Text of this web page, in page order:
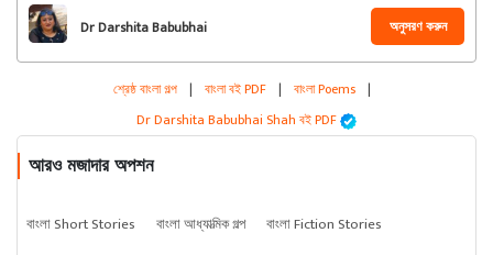
Dr Darshita Babubhai
Shah
অনুসরণ করুন
শ্রেষ্ঠ বাংলা গল্প | বাংলা বই PDF | বাংলা Poems |
Dr Darshita Babubhai Shah বই PDF
আরও মজাদার অপশন
বাংলা Short Stories বাংলা আধ্যাত্মিক গল্প
বাংলা Fiction Stories